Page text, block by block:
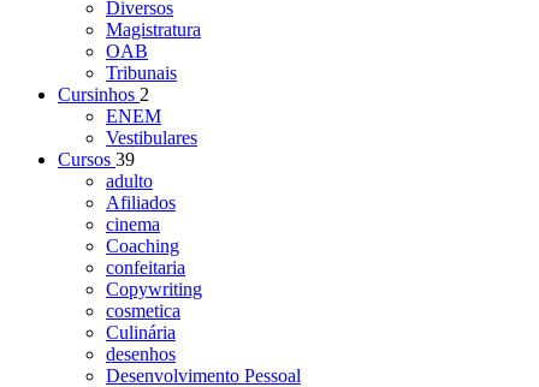
Diversos
Magistratura
OAB
Tribunais
Cursinhos 2
ENEM
Vestibulares
Cursos 39
adulto
Afiliados
cinema
Coaching
confeitaria
Copywriting
cosmetica
Culinária
desenhos
Desenvolvimento Pessoal